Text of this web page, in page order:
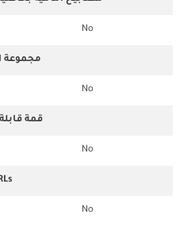
No
مجموعة
No
قمة
No
No